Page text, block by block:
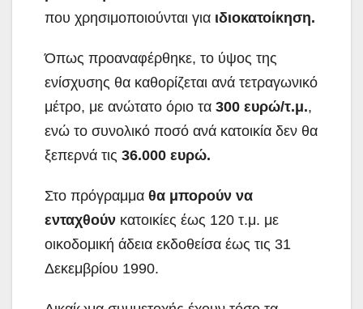
που χρησιμοποιούνται για ιδιοκατοίκηση.
Όπως προαναφέρθηκε, το ύψος της
ενίσχυσης θα καθορίζεται ανά τετραγωνικό
μέτρο, με ανώτατο όριο τα 300 ευρώ/τ.μ.,
ενώ το συνολικό ποσό ανά κατοικία δεν θα
ξεπερνά τις 36.000 ευρώ.
Στο πρόγραμμα θα μπορούν να
ενταχθούν κατοικίες έως 120 τ.μ. με
οικοδομική άδεια εκδοθείσα έως τις 31
Δεκεμβρίου 1990.